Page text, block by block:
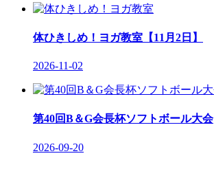
体ひきしめ！ヨガ教室【11月2日】
2026-11-02
第40回B＆G会長杯ソフトボール大会
2026-09-20